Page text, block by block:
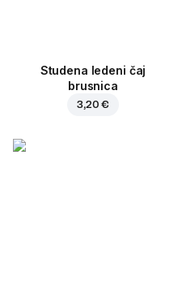
Studena ledeni čaj
brusnica
3,20 €